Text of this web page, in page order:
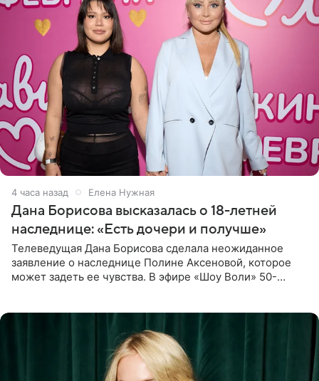
4 часа назад Елена Нужная
Дана Борисова высказалась о 18-летней
наследнице: «Есть дочери и получше»
Телеведущая Дана Борисова сделала неожиданное
заявление о наследнице Полине Аксеновой, которое
может задеть ее чувства. В эфире «Шоу Воли» 50-